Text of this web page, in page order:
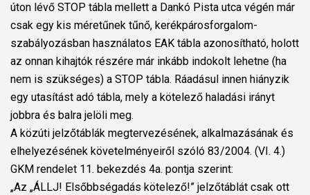
úton lévő STOP tábla mellett a Dankó Pista utca végén már
csak egy kis méretűnek tűnő, kerékpárosforgalom-
szabályozásban használatos EAK tábla azonosítható, holott
az onnan kihajtók részére már inkább indokolt lehetne (ha
nem is szükséges) a STOP tábla. Ráadásul innen hiányzik
egy utasítást adó tábla, mely a kötelező haladási irányt
jobbra és balra jelöli meg.
A közúti jelzőtáblák megtervezésének, alkalmazásának és
elhelyezésének követelményeiről szóló 83/2004. (VI. 4.)
GKM rendelet 11. bekezdés 4a. pontja szerint:
„Az „ÁLLJ! Elsőbbségadás kötelező!” jelzőtáblát csak ott